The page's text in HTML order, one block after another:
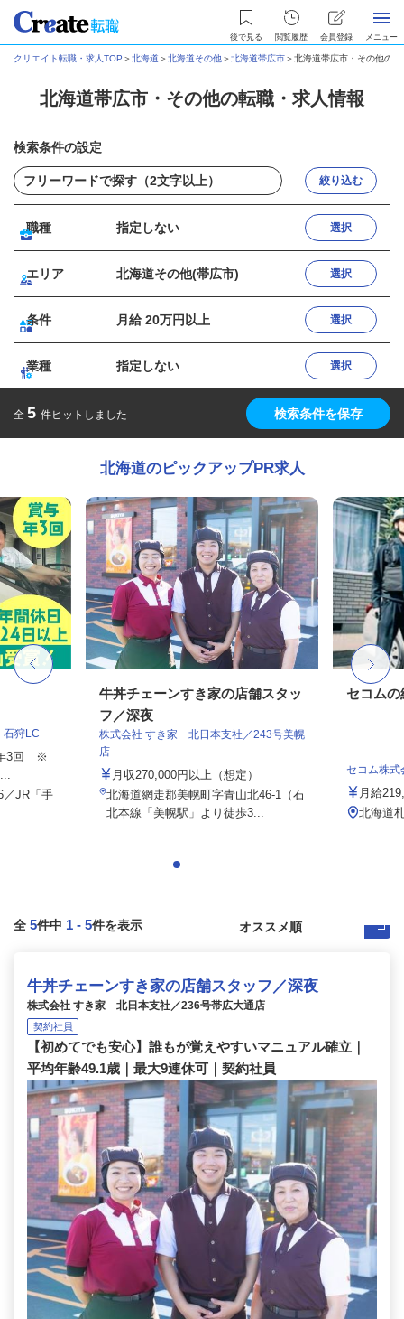
後で見る 閲覧履歴 会員登録 メニュー
クリエイト転職・求人TOP ＞北海道 ＞北海道その他＞北海道帯広市＞北海道帯広市・その他の
北海道帯広市・その他の転職・求人情報
検索条件の設定
絞り込む
職種 指定しない 選択
エリア 北海道その他(帯広市) 選択
条件 月給 20万円以上 選択
業種 指定しない 選択
全 5 件ヒットしました 検索条件を保存
北海道のピックアップPR求人
狩LC
年3回 ※
／JR「手
牛丼チェーンすき家の店舗スタッ
フ／深夜
株式会社 すき家 北日本支社／243号美幌
店
月収270,000円以上（想定）
北海道網走郡美幌町字青山北46-1（石
北本線「美幌駅」より徒歩3...
セコムの
セコム株式
月給
北海道
全 5件中 1 - 5件を表示
牛丼チェーンすき家の店舗スタッフ／深夜
株式会社 すき家 北日本支社／236号帯広大通店
契約社員
【初めてでも安心】誰もが覚えやすいマニュアル確立｜
平均年齢49.1歳｜最大9連休可｜契約社員